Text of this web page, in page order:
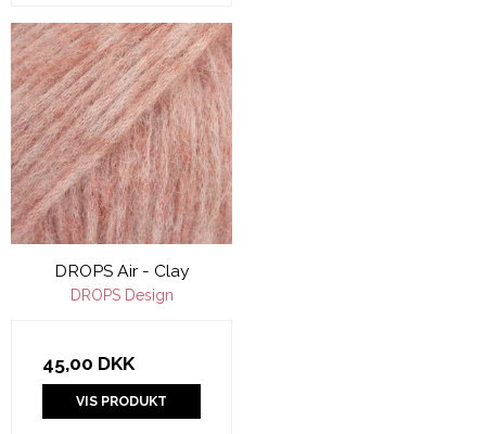
DROPS Air - Clay
DROPS Design
45,00 DKK
VIS PRODUKT